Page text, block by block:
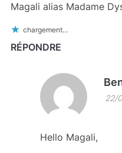
Magali alias Madame
chargement…
RÉPONDRE
22/
Hello Magali,